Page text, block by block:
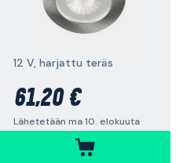
12 V, harjattu teräs
61,20 €
Lähetetään ma 10. elokuuta